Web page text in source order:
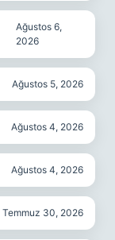
Ağustos 6,
2026
Ağustos 5, 2026
Ağustos 4, 2026
Ağustos 4, 2026
Temmuz 30, 2026